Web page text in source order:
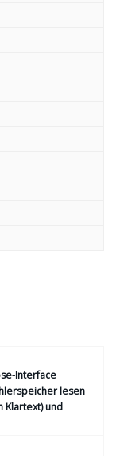
Interface
lesen
Klartext) und